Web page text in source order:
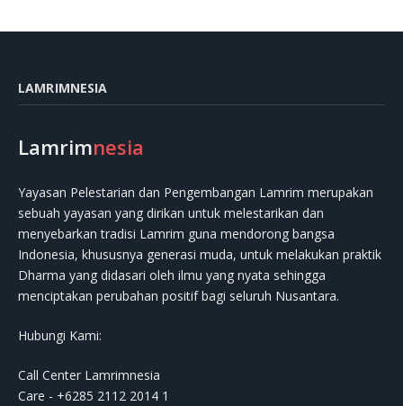
LAMRIMNESIA
Lamrimnesia
Yayasan Pelestarian dan Pengembangan Lamrim merupakan
sebuah yayasan yang dirikan untuk melestarikan dan
menyebarkan tradisi Lamrim guna mendorong bangsa
Indonesia, khususnya generasi muda, untuk melakukan praktik
Dharma yang didasari oleh ilmu yang nyata sehingga
menciptakan perubahan positif bagi seluruh Nusantara.
Hubungi Kami:
Call Center Lamrimnesia
Care - +6285 2112 2014 1